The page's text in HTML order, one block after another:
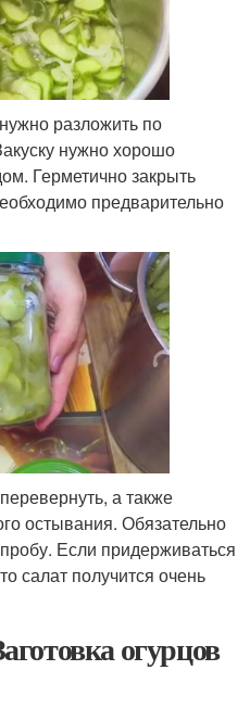
разложить по
нужно хорошо
Герметично закрыть
предварительно
а также
остывания. Обязательно
Если придерживаться
салат получится очень
огурцов